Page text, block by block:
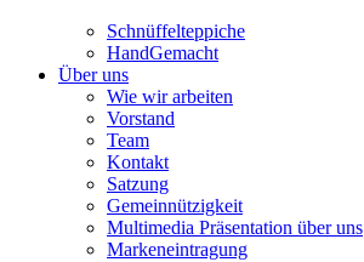
Schnüffelteppiche
HandGemacht
Über uns
Wie wir arbeiten
Vorstand
Team
Kontakt
Satzung
Gemeinnützigkeit
Multimedia Präsentation über uns
Markeneintragung